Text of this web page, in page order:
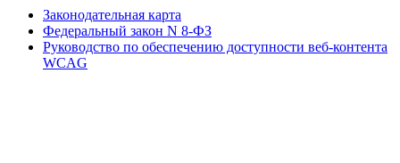
Законодательная карта
Федеральный закон N 8-ФЗ
Руководство по обеспечению доступности веб-контента
WCAG